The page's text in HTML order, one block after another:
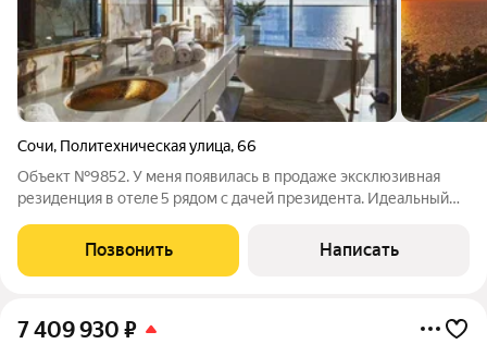
Сочи, Политехническая улица,66
Объект №9852. У меня появилась в продаже эксклюзивная
резиденция в отeлe 5 рядом с дачей президента. Идеальный
чтобы получать пассивный доход. Лот укомплектован
полностью под ключ, ничего покупать
Позвонить Написать
7 409 930 ₽